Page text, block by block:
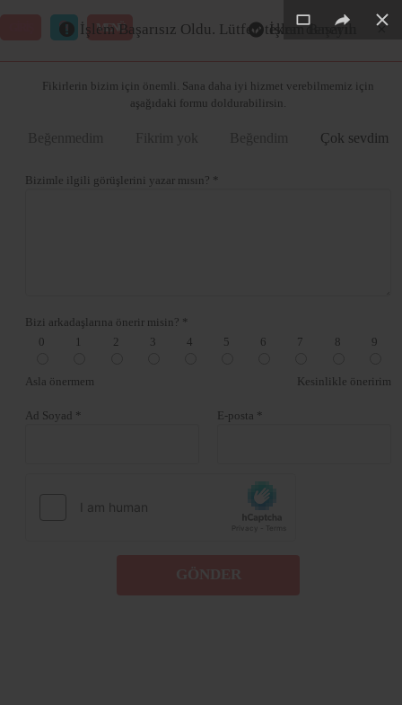
MENÜ
Fikirlerin bizim için önemli. Sana daha iyi hizmet verebilmemiz için
aşağıdaki formu doldurabilirsin.
Beğenmedim Fikrim yok Beğendim Çok sevdim
Bizimle ilgili görüşlerini yazar mısın? *
Bizi arkadaşlarına önerir misin? *
0
1 2 3 4 5 6 7 8 9
Asla önermem Kesinlikle öneririm
Ad Soyad * E-posta *
×
×
×
İşlem Başarılı ×
İşlem Başarısız Oldu. Lütfen tekrar deneyin ×